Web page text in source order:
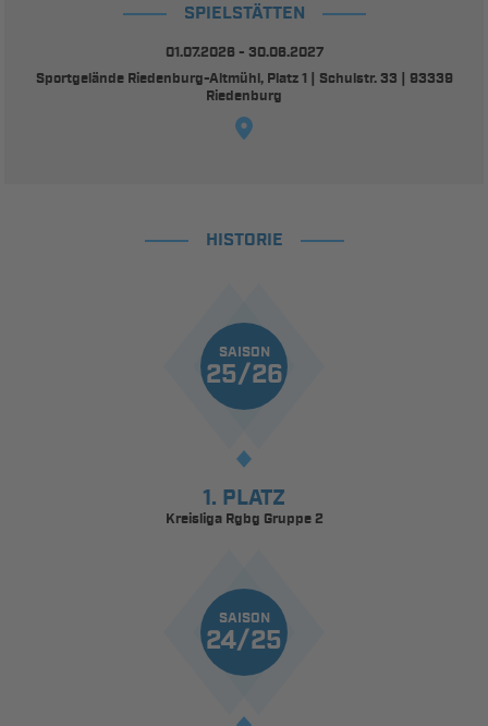
SPIELSTÄTTEN
01.07.2026 - 30.06.2027
Sportgelände Riedenburg-Altmühl, Platz 1 | Schulstr. 33 | 93339
Riedenburg
HISTORIE
SAISON
25/26
1. PLATZ
Kreisliga Rgbg Gruppe 2
SAISON
24/25